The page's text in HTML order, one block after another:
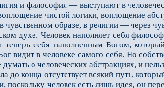
и философия — выступают в
чистой логики, воплощение
чувственном образе, в религии — через
духе. Человек наполняет себя
теперь себя наполненным Богом,
видит в человеке самого себя. Но
о человеческих абстракциях, и
конца отсутствует всякий путь,
поскольку человек есть лишь идея, он